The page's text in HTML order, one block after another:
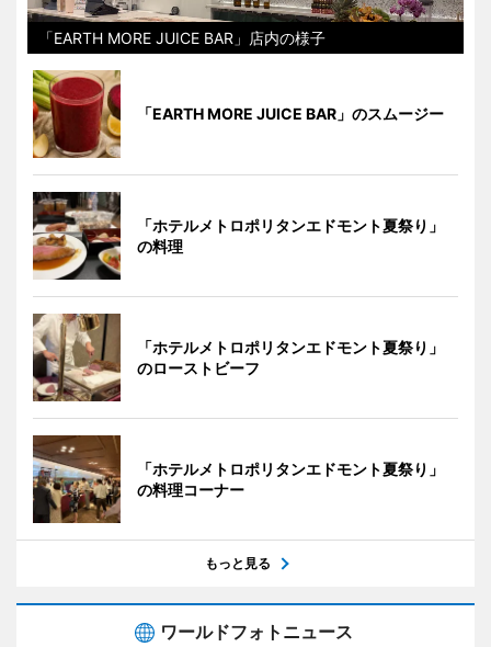
「EARTH MORE JUICE BAR」店内の様子
「EARTH MORE JUICE BAR」のスムージー
「ホテルメトロポリタンエドモント夏祭り」
の料理
「ホテルメトロポリタンエドモント夏祭り」
のローストビーフ
「ホテルメトロポリタンエドモント夏祭り」
の料理コーナー
もっと見る
ワールドフォトニュース